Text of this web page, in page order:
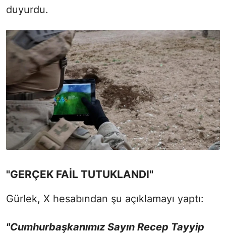
duyurdu.
"GERÇEK FAİL TUTUKLANDI"
Gürlek, X hesabından şu açıklamayı yaptı:
"Cumhurbaşkanımız Sayın Recep Tayyip